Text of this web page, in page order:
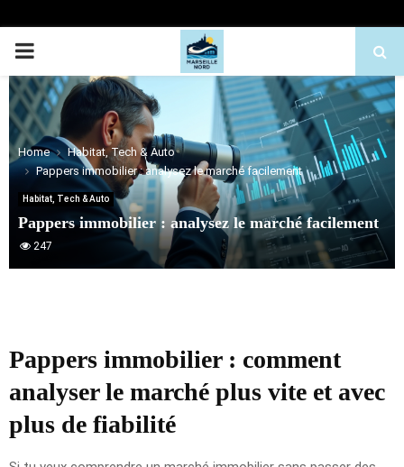
PRIMARY
MENU
Home
Habitat, Tech & Auto
Pappers immobilier : analysez le marché facilement
Habitat, Tech & Auto
Pappers immobilier : analysez le marché facilement
247
Pappers immobilier : comment
analyser le marché plus vite et avec
plus de fiabilité